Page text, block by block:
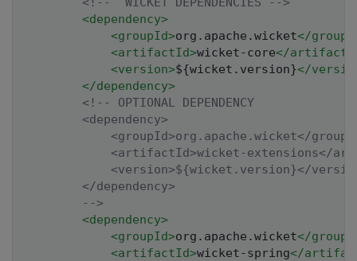
<dependency>
<groupId>org.apache.wicket</
<artifactId>wicket-core</
<version>${wicket.version}</
</dependency>
<!-- OPTIONAL DEPENDENCY
		-->
<dependency>
<groupId>org.apache.wicket</
<artifactId>wicket-spring</